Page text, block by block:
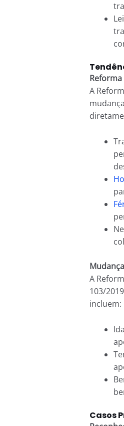
A
A
103/
incluem:
Casos